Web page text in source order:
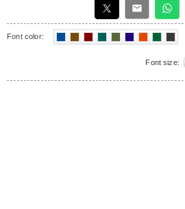
Font color:
Font size: